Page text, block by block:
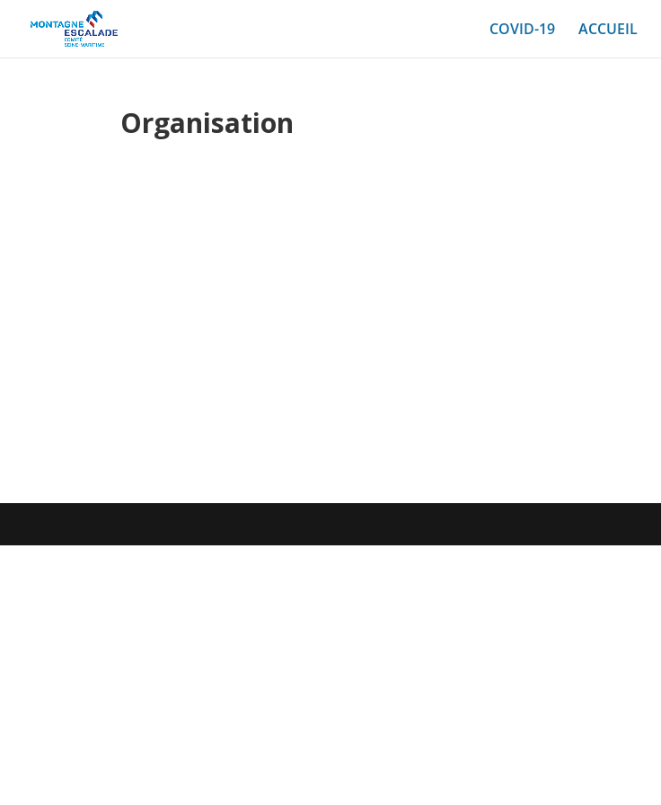
COVID-19 ACCUEIL
Organisation